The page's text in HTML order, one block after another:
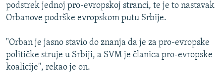
podstrek jednoj pro-evropskoj stranci, te je to nastavak
Orbanove podrške evropskom putu Srbije.
"Orban je jasno stavio do znanja da je za pro-evropske
političke struje u Srbiji, a SVM je članica pro-evropske
koalicije", rekao je on.